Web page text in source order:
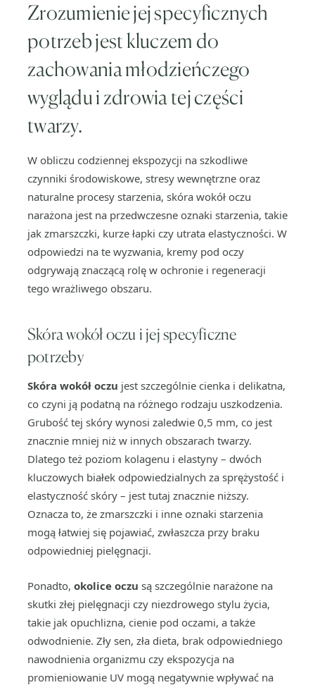
Zrozumienie jej specyficznych
potrzeb jest kluczem do
zachowania młodzieńczego
wyglądu i zdrowia tej części
twarzy.
W obliczu codziennej ekspozycji na szkodliwe
czynniki środowiskowe, stresy wewnętrzne oraz
naturalne procesy starzenia, skóra wokół oczu
narażona jest na przedwczesne oznaki starzenia, takie
jak zmarszczki, kurze łapki czy utrata elastyczności. W
odpowiedzi na te wyzwania, kremy pod oczy
odgrywają znaczącą rolę w ochronie i regeneracji
tego wrażliwego obszaru.
Skóra wokół oczu i jej specyficzne
potrzeby
Skóra wokół oczu jest szczególnie cienka i delikatna,
co czyni ją podatną na różnego rodzaju uszkodzenia.
Grubość tej skóry wynosi zaledwie 0,5 mm, co jest
znacznie mniej niż w innych obszarach twarzy.
Dlatego też poziom kolagenu i elastyny – dwóch
kluczowych białek odpowiedzialnych za sprężystość i
elastyczność skóry – jest tutaj znacznie niższy.
Oznacza to, że zmarszczki i inne oznaki starzenia
mogą łatwiej się pojawiać, zwłaszcza przy braku
odpowiedniej pielęgnacji.
Ponadto, okolice oczu są szczególnie narażone na
skutki złej pielęgnacji czy niezdrowego stylu życia,
takie jak opuchlizna, cienie pod oczami, a także
odwodnienie. Zły sen, zła dieta, brak odpowiedniego
nawodnienia organizmu czy ekspozycja na
promieniowanie UV mogą negatywnie wpływać na